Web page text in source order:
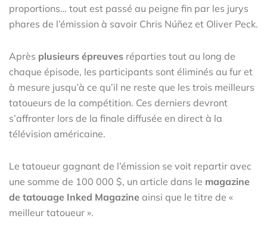
proportions… tout est passé au peigne fin par les jurys
phares de l’émission à savoir Chris Núñez et Oliver Peck.
Après plusieurs épreuves réparties tout au long de
chaque épisode, les participants sont éliminés au fur et
à mesure jusqu’à ce qu’il ne reste que les trois meilleurs
tatoueurs de la compétition. Ces derniers devront
s’affronter lors de la finale diffusée en direct à la
télévision américaine.
Le tatoueur gagnant de l’émission se voit repartir avec
une somme de 100 000 $, un article dans le magazine
de tatouage Inked Magazine ainsi que le titre de «
meilleur tatoueur ».